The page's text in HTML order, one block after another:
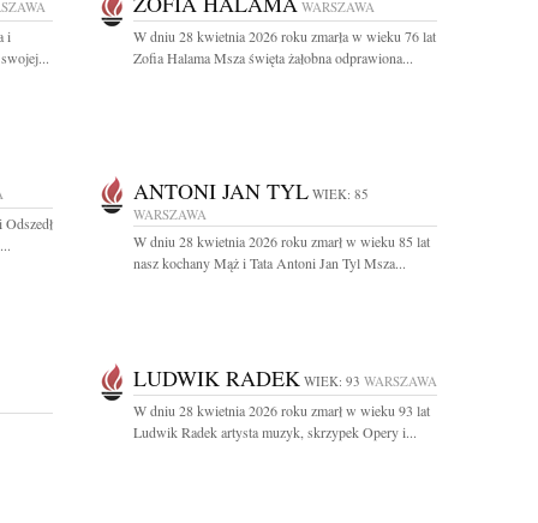
i
WARSZAWA
W dniu 28 kwietnia 2026 roku zmarła w wieku 76 lat
Zofia Halama Msza święta żałobna odprawiona...
ANTONI JAN TYL WIEK: 85
WARSZAWA
W dniu 28 kwietnia 2026 roku zmarł w wieku 85 lat
nasz kochany Mąż i Tata Antoni Jan Tyl Msza...
LUDWIK RADEK WIEK: 93 WARSZAWA
W dniu 28 kwietnia 2026 roku zmarł w wieku 93 lat
Ludwik Radek artysta muzyk, skrzypek Opery i...